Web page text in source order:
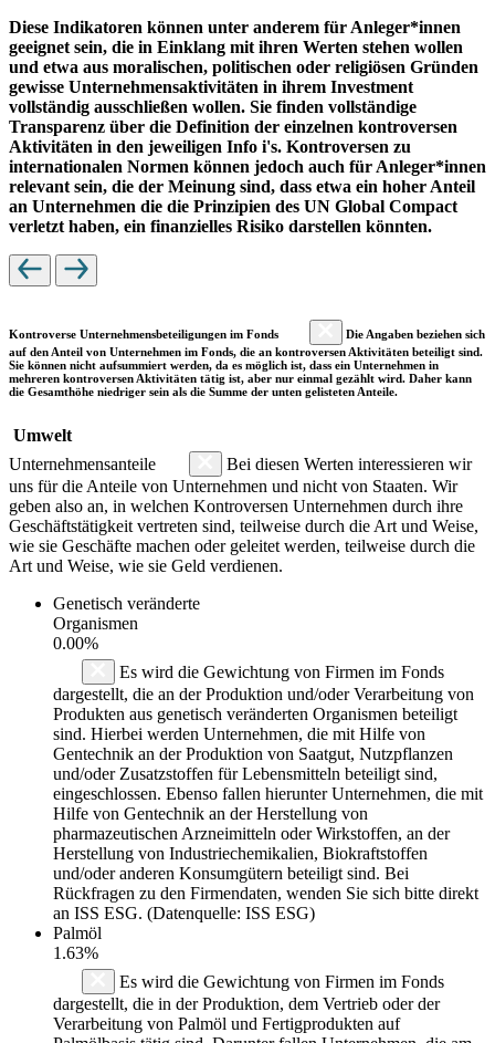
Diese Indikatoren können unter anderem für Anleger*innen
geeignet sein, die in Einklang mit ihren Werten stehen wollen
und etwa aus moralischen, politischen oder religiösen Gründen
gewisse Unternehmensaktivitäten in ihrem Investment
vollständig ausschließen wollen. Sie finden vollständige
Transparenz über die Definition der einzelnen kontroversen
Aktivitäten in den jeweiligen Info i's. Kontroversen zu
internationalen Normen können jedoch auch für Anleger*innen
relevant sein, die der Meinung sind, dass etwa ein hoher Anteil
an Unternehmen die die Prinzipien des UN Global Compact
verletzt haben, ein finanzielles Risiko darstellen könnten.
Kontroverse Unternehmensbeteiligungen im Fonds
Die Angaben beziehen sich
auf den Anteil von Unternehmen im Fonds, die an kontroversen Aktivitäten beteiligt sind.
Sie können nicht aufsummiert werden, da es möglich ist, dass ein Unternehmen in
mehreren kontroversen Aktivitäten tätig ist, aber nur einmal gezählt wird. Daher kann
die Gesamthöhe niedriger sein als die Summe der unten gelisteten Anteile.
Umwelt
Unternehmensanteile
Bei diesen Werten interessieren wir
uns für die Anteile von Unternehmen und nicht von Staaten. Wir
geben also an, in welchen Kontroversen Unternehmen durch ihre
Geschäftstätigkeit vertreten sind, teilweise durch die Art und Weise,
wie sie Geschäfte machen oder geleitet werden, teilweise durch die
Art und Weise, wie sie Geld verdienen.
Genetisch veränderte
Organismen
0.00%
Es wird die Gewichtung von Firmen im Fonds
dargestellt, die an der Produktion und/oder Verarbeitung von
Produkten aus genetisch veränderten Organismen beteiligt
sind. Hierbei werden Unternehmen, die mit Hilfe von
Gentechnik an der Produktion von Saatgut, Nutzpflanzen
und/oder Zusatzstoffen für Lebensmitteln beteiligt sind,
eingeschlossen. Ebenso fallen hierunter Unternehmen, die mit
Hilfe von Gentechnik an der Herstellung von
pharmazeutischen Arzneimitteln oder Wirkstoffen, an der
Herstellung von Industriechemikalien, Biokraftstoffen
und/oder anderen Konsumgütern beteiligt sind. Bei
Rückfragen zu den Firmendaten, wenden Sie sich bitte direkt
an ISS ESG. (Datenquelle: ISS ESG)
Palmöl
1.63%
Es wird die Gewichtung von Firmen im Fonds
dargestellt, die in der Produktion, dem Vertrieb oder der
Verarbeitung von Palmöl und Fertigprodukten auf